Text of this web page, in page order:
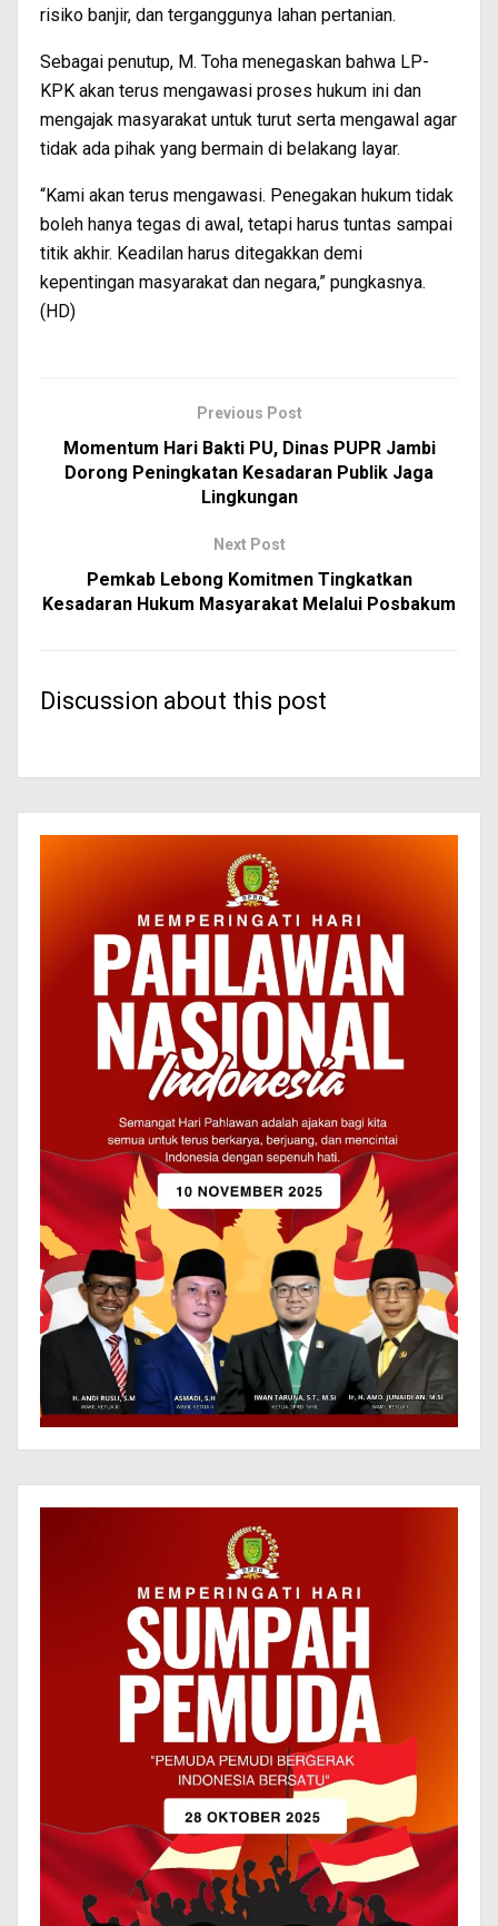
risiko banjir, dan terganggunya lahan pertanian.
Sebagai penutup, M. Toha menegaskan bahwa LP-
KPK akan terus mengawasi proses hukum ini dan
mengajak masyarakat untuk turut serta mengawal agar
tidak ada pihak yang bermain di belakang layar.
“Kami akan terus mengawasi. Penegakan hukum tidak
boleh hanya tegas di awal, tetapi harus tuntas sampai
titik akhir. Keadilan harus ditegakkan demi
kepentingan masyarakat dan negara,” pungkasnya.
(HD)
Previous Post
Momentum Hari Bakti PU, Dinas PUPR Jambi
Dorong Peningkatan Kesadaran Publik Jaga
Lingkungan
Next Post
Pemkab Lebong Komitmen Tingkatkan
Kesadaran Hukum Masyarakat Melalui Posbakum
Discussion about this post